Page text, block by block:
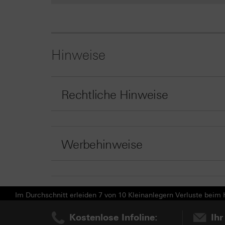
Hinweise
Rechtliche Hinweise
Werbehinweise
Im Durchschnitt erleiden 7 von 10 Kleinanlegern Verluste
Kostenlose Infoline: